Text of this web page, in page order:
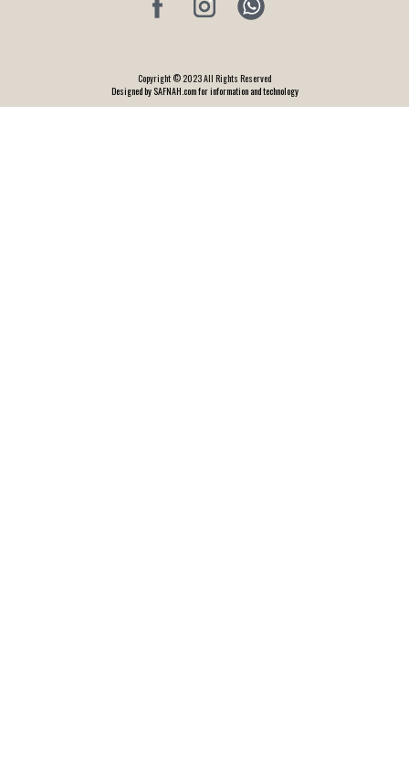
Copyright © 2023 All Rights Reserved
Designed by SAFNAH.com for information and technology